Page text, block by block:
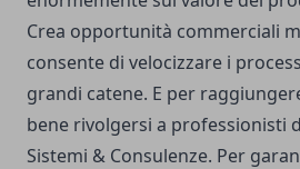
Crea opportunità commerciali
consente di velocizzare i
grandi catene. E per
bene rivolgersi a professionisti
Sistemi & Consulenze. Per